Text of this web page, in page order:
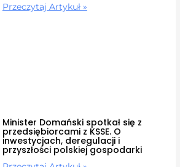
Przeczytaj Artykuł »
Minister Domański spotkał się z
przedsiębiorcami z KSSE. O
inwestycjach, deregulacji i
przyszłości polskiej gospodarki